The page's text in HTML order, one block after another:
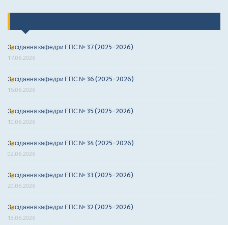
Засідання кафедри ЕПС № 37 (2025-2026)
17.06.2026
Засідання кафедри ЕПС № 36 (2025-2026)
15.06.2026
Засідання кафедри ЕПС № 35 (2025-2026)
10.06.2026
Засідання кафедри ЕПС № 34 (2025-2026)
02.06.2026
Засідання кафедри ЕПС № 33 (2025-2026)
20.05.2026
Засідання кафедри ЕПС № 32 (2025-2026)
13.05.2026